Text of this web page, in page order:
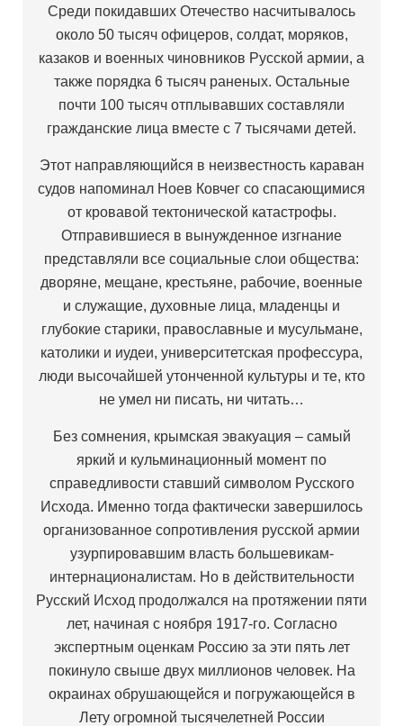
Среди покидавших Отечество насчитывалось
около 50 тысяч офицеров, солдат, моряков,
казаков и военных чиновников Русской армии, а
также порядка 6 тысяч раненых. Остальные
почти 100 тысяч отплывавших составляли
гражданские лица вместе с 7 тысячами детей.
Этот направляющийся в неизвестность караван
судов напоминал Ноев Ковчег со спасающимися
от кровавой тектонической катастрофы.
Отправившиеся в вынужденное изгнание
представляли все социальные слои общества:
дворяне, мещане, крестьяне, рабочие, военные
и служащие, духовные лица, младенцы и
глубокие старики, православные и мусульмане,
католики и иудеи, университетская профессура,
люди высочайшей утонченной культуры и те, кто
не умел ни писать, ни читать…
Без сомнения, крымская эвакуация – самый
яркий и кульминационный момент по
справедливости ставший символом Русского
Исхода. Именно тогда фактически завершилось
организованное сопротивления русской армии
узурпировавшим власть большевикам-
интернационалистам. Но в действительности
Русский Исход продолжался на протяжении пяти
лет, начиная с ноября 1917-го. Согласно
экспертным оценкам Россию за эти пять лет
покинуло свыше двух миллионов человек. На
окраинах обрушающейся и погружающейся в
Лету огромной тысячелетней России